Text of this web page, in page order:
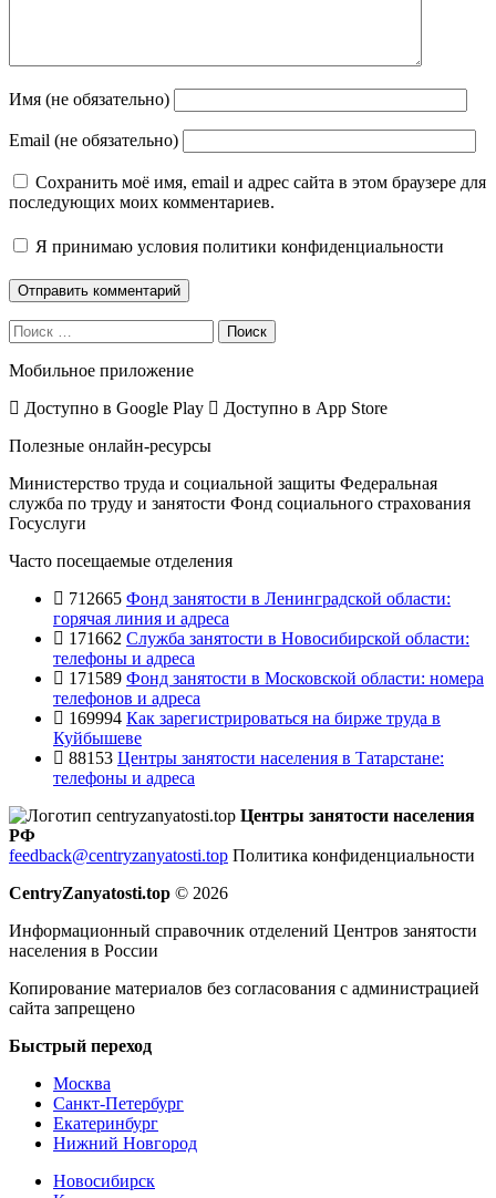
Имя (не обязательно)
Email (не обязательно)
Сохранить моё имя, email и адрес сайта в этом браузере для
последующих моих комментариев.
Я принимаю условия политики конфиденциальности
Поиск
Мобильное приложение
Доступно в Google Play Доступно в App Store
Полезные онлайн-ресурсы
Министерство труда и социальной защиты Федеральная
служба по труду и занятости Фонд социального страхования
Госуслуги
Часто посещаемые отделения
712665 Фонд занятости в Ленинградской области:
горячая линия и адреса
171662 Служба занятости в Новосибирской области:
телефоны и адреса
171589 Фонд занятости в Московской области: номера
телефонов и адреса
169994 Как зарегистрироваться на бирже труда в
Куйбышеве
88153 Центры занятости населения в Татарстане:
телефоны и адреса
Центры занятости населения
РФ
feedback@centryzanyatosti.top Политика конфиденциальности
CentryZanyatosti.top © 2026
Информационный справочник отделений Центров занятости
населения в России
Копирование материалов без согласования с администрацией
сайта запрещено
Быстрый переход
Москва
Санкт-Петербург
Екатеринбург
Нижний Новгород
Новосибирск